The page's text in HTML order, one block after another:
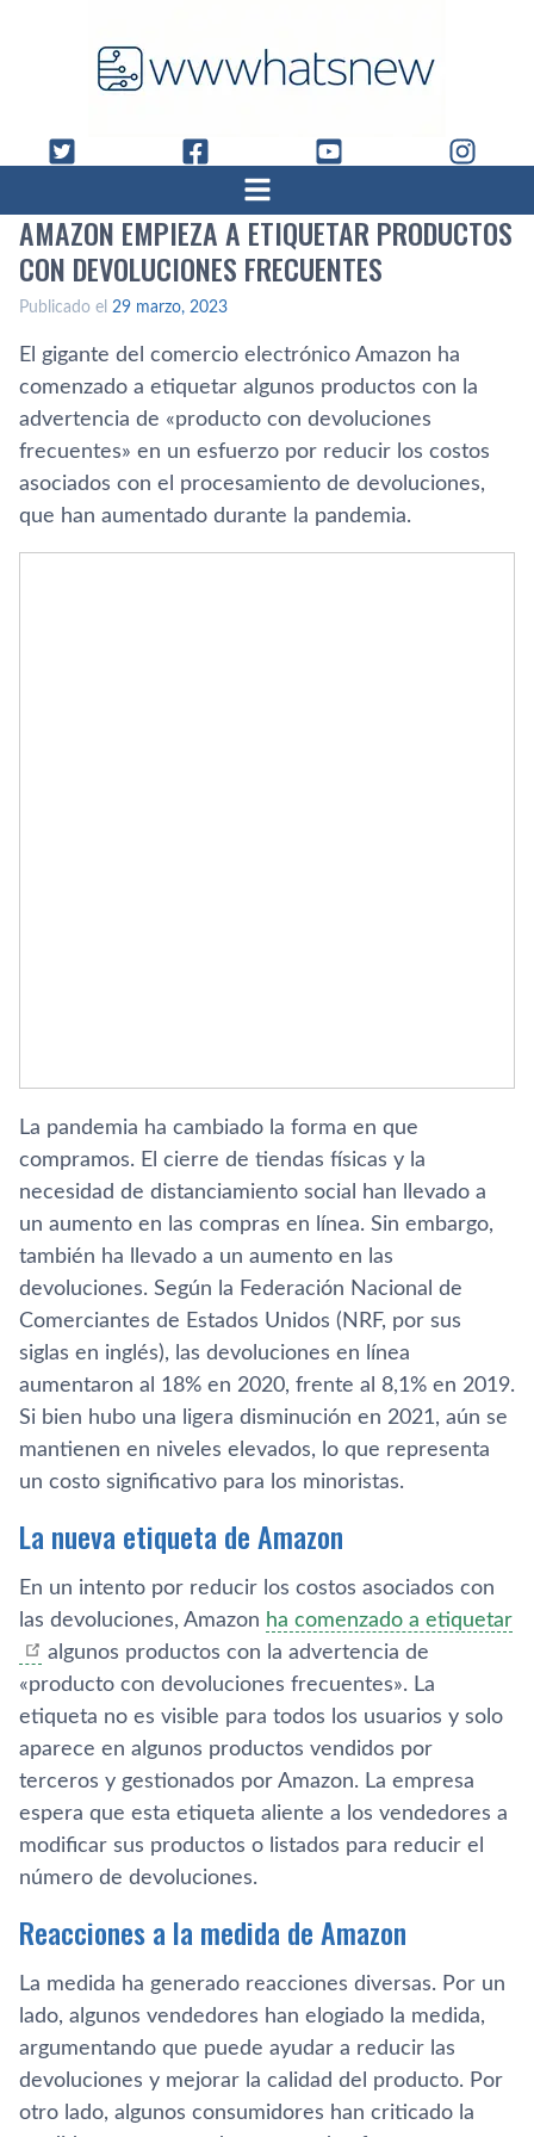
AMAZON EMPIEZA A ETIQUETAR PRODUCTOS
CON DEVOLUCIONES FRECUENTES
Publicado el 29 marzo, 2023
El gigante del comercio electrónico Amazon ha
comenzado a etiquetar algunos productos con la
advertencia de «producto con devoluciones
frecuentes» en un esfuerzo por reducir los costos
asociados con el procesamiento de devoluciones,
que han aumentado durante la pandemia.
La pandemia ha cambiado la forma en que
compramos. El cierre de tiendas físicas y la
necesidad de distanciamiento social han llevado a
un aumento en las compras en línea. Sin embargo,
también ha llevado a un aumento en las
devoluciones. Según la Federación Nacional de
Comerciantes de Estados Unidos (NRF, por sus
siglas en inglés), las devoluciones en línea
aumentaron al 18% en 2020, frente al 8,1% en 2019.
Si bien hubo una ligera disminución en 2021, aún se
mantienen en niveles elevados, lo que representa
un costo significativo para los minoristas.
La nueva etiqueta de Amazon
En un intento por reducir los costos asociados con
las devoluciones, Amazon ha comenzado a etiquetar
algunos productos con la advertencia de
«producto con devoluciones frecuentes». La
etiqueta no es visible para todos los usuarios y solo
aparece en algunos productos vendidos por
terceros y gestionados por Amazon. La empresa
espera que esta etiqueta aliente a los vendedores a
modificar sus productos o listados para reducir el
número de devoluciones.
Reacciones a la medida de Amazon
La medida ha generado reacciones diversas. Por un
lado, algunos vendedores han elogiado la medida,
argumentando que puede ayudar a reducir las
devoluciones y mejorar la calidad del producto. Por
otro lado, algunos consumidores han criticado la